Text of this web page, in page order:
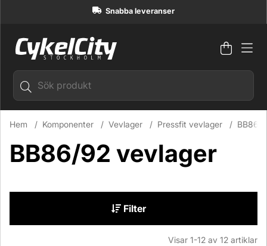
Snabba leveranser
Antal i
.
Hem Komponenter Vevlager Pressfit vevlager BB86/
BB86/92 vevlager
Filter
Visar 1-12 av 12 artiklar